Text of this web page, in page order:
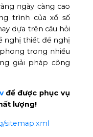
ngày càng cao
trình của xổ số
dựa trên câu hỏi
nghị thiết đề nghị
trong nhiều
giải pháp công
để được phục vụ
lượng!
sitemap.xml